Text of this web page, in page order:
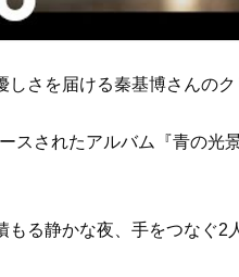
しさを届ける秦基博さんのク
スされたアルバム『青の光
もる静かな夜、手をつなぐ2